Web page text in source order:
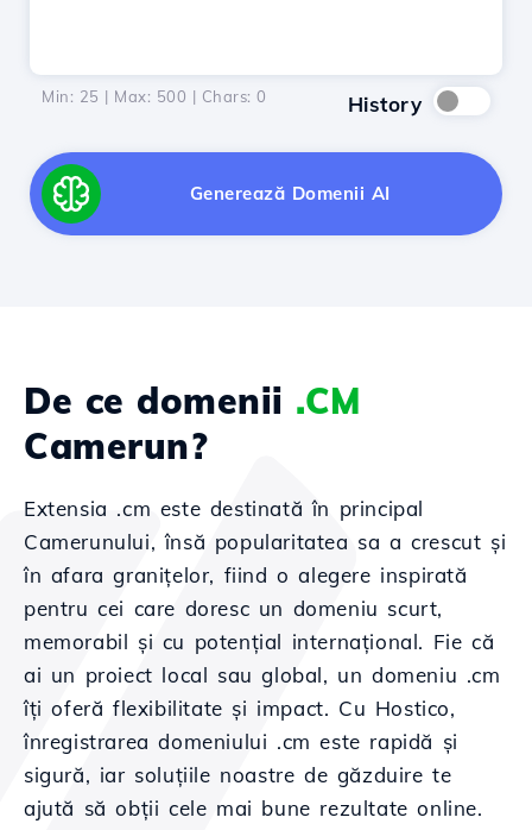
Min: 25 | Max: 500 | Chars: 0 History
Generează Domenii AI
De ce domenii .CM
Camerun?
Extensia .cm este destinată în principal
Camerunului, însă popularitatea sa a crescut și
în afara granițelor, fiind o alegere inspirată
pentru cei care doresc un domeniu scurt,
memorabil și cu potențial internațional. Fie că
ai un proiect local sau global, un domeniu .cm
îți oferă flexibilitate și impact. Cu Hostico,
înregistrarea domeniului .cm este rapidă și
sigură, iar soluțiile noastre de găzduire te
ajută să obții cele mai bune rezultate online.